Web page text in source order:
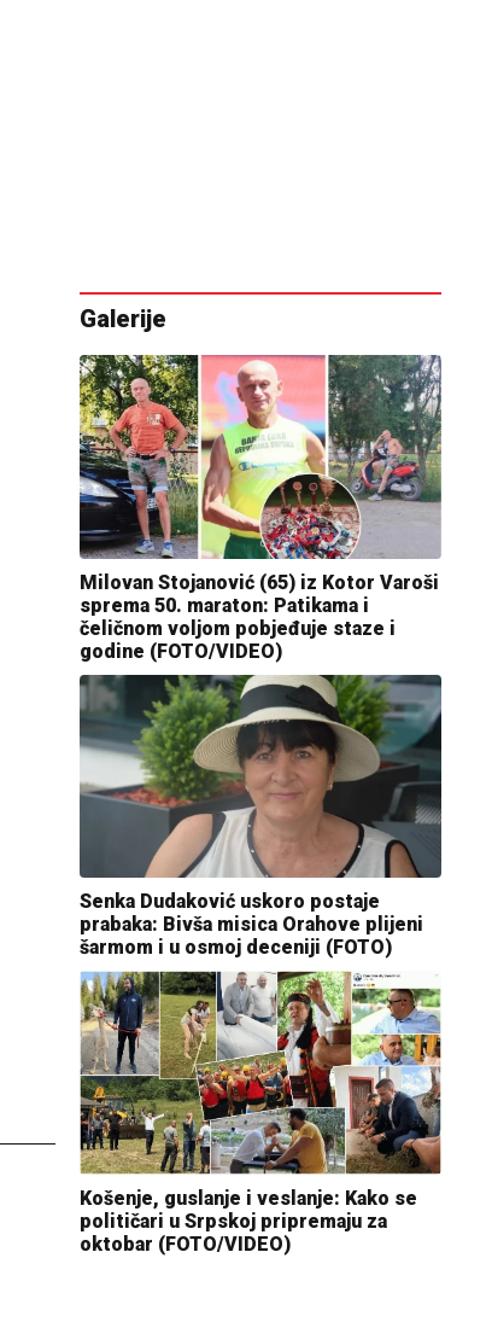
Galerije
Milovan Stojanović (65) iz Kotor Varoši
sprema 50. maraton: Patikama i
čeličnom voljom pobjeđuje staze i
godine (FOTO/VIDEO)
Senka Dudaković uskoro postaje
prabaka: Bivša misica Orahove plijeni
šarmom i u osmoj deceniji (FOTO)
Košenje, guslanje i veslanje: Kako se
političari u Srpskoj pripremaju za
oktobar (FOTO/VIDEO)